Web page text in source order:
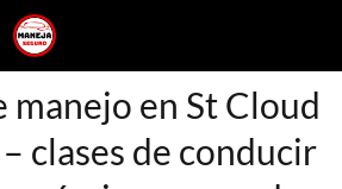
manejo en St Cloud
clases de conducir